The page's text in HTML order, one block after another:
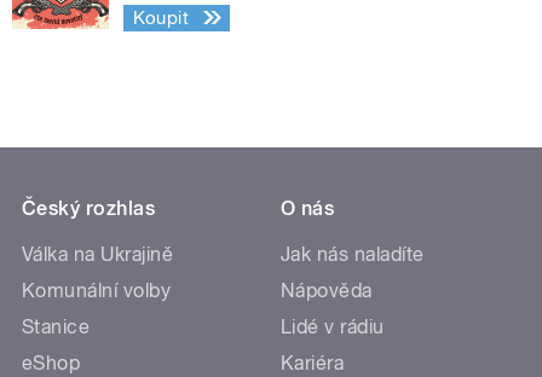
Koupit
Český rozhlas
Válka na Ukrajině
Komunální volby
Stanice
eShop
O nás
Jak nás naladíte
Nápověda
Lidé v rádiu
Kariéra